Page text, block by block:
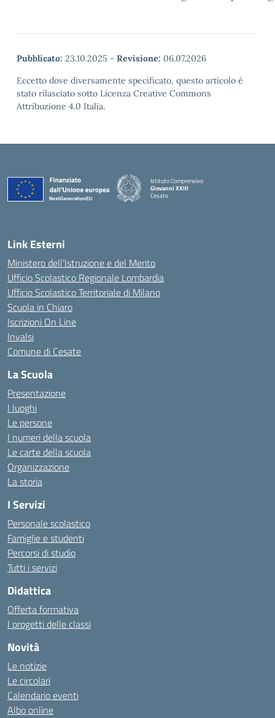
Pubblicato: 23.10.2025 - Revisione: 06.07.2026
Eccetto dove diversamente specificato, questo articolo è
stato rilasciato sotto Licenza Creative Commons
Attribuzione 4.0 Italia.
Istituto Comprensivo
Giovanni XXIII
Cesate
Link Esterni
Ministero dell’Istruzione e del Merito
Ufficio Scolastico Regionale Lombardia
Ufficio Scolastico Territoriale di Milano
Scuola in Chiaro
Iscrizioni On Line
Invalsi
Comune di Cesate
La Scuola
Presentazione
I luoghi
Le persone
I numeri della scuola
Le carte della scuola
Organizzazione
La storia
I Servizi
Personale scolastico
Famiglie e studenti
Percorsi di studio
Tutti i servizi
Didattica
Offerta formativa
I progetti delle classi
Novità
Le notizie
Le circolari
Calendario eventi
Albo online